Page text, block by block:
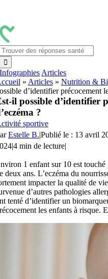
contenu
Infographies Articles
» Articles» Nutrition &
d’identifier précocement
il possible d’identifier
?
sportive
Estelle B.|Publié le : 13 avril
|4 min de lecture|
1 enfant sur 10 est touché
deux ans. L’eczéma du
impacter la qualité de
d’autres pathologies
tenté d’identifier un
les enfants à risque.